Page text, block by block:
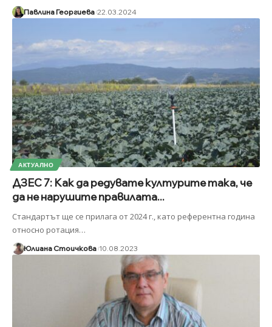
Павлина Георгиева 22.03.2024
АКТУАЛНО
ДЗЕС 7: Как да редувате културите така, че
да не нарушите правилата...
Стандартът ще се прилага от 2024 г., като референтна година
относно ротация…
Юлиана Стоичкова 10.08.2023